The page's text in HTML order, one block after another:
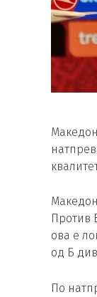
Против
ова е
од Б
По